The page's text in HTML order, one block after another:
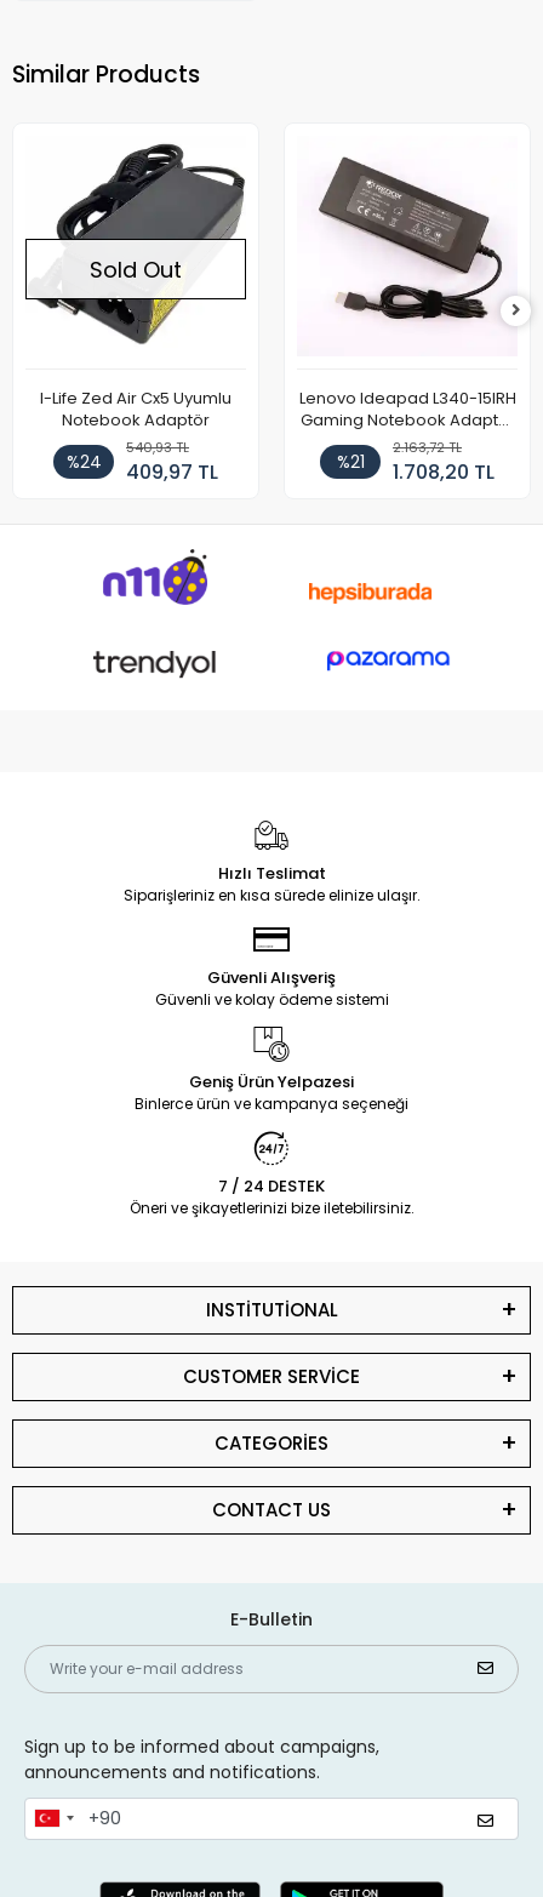
Similar Products
Sold Out
I-Life Zed Air Cx5 Uyumlu
Notebook Adaptör
%24
540,93 TL
409,97 TL
Lenovo Ideapad L340-15IRH
Gaming Notebook Adaptör
Cihazı Şarj Aleti (150W)
%21
2.163,72 TL
1.708,20 TL
Hızlı Teslimat
Siparişleriniz en kısa sürede elinize ulaşır.
Güvenli Alışveriş
Güvenli ve kolay ödeme sistemi
Geniş Ürün Yelpazesi
Binlerce ürün ve kampanya seçeneği
7 / 24 DESTEK
Öneri ve şikayetlerinizi bize iletebilirsiniz.
INSTİTUTİONAL
CUSTOMER SERVİCE
CATEGORİES
CONTACT US
E-Bulletin
Sign up to be informed about campaigns,
announcements and notifications.